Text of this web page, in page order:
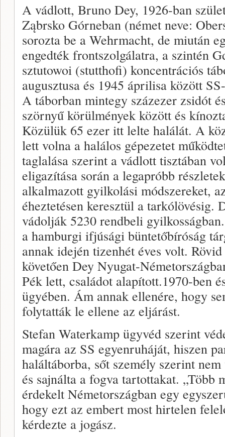
A vádlott, Bruno Dey, 1926-ban
Ząbrsko Górneban (német neve:
sorozta be a Wehrmacht, de miután
engedték frontszolgálatra, a szintén
sztutowoi (stutthofi) koncentrációs
augusztusa és 1945 áprilisa között
A táborban mintegy százezer zsidót
szörnyű körülmények között és
Közülük 65 ezer itt lelte halálát. A
lett volna a halálos gépezetet
taglalása szerint a vádlott tisztában
eligazítása során a legapróbb
alkalmazott gyilkolási módszereket,
éheztetésen keresztül a tarkólövésig.
vádolják 5230 rendbeli
a hamburgi ifjúsági büntetőbíróság
annak idején tizenhét éves volt.
követően Dey Nyugat-
Pék lett, családot alapított.1970-ben
ügyében. Ám annak ellenére, hogy
folytatták le ellene az eljárást.
Stefan Waterkamp ügyvéd szerint
magára az SS egyenruháját, hiszen
haláltáborba, sőt személy szerint
és sajnálta a fogva tartottakat. „Több
érdekelt Németországban egy
hogy ezt az embert most hirtelen
kérdezte a jogász.